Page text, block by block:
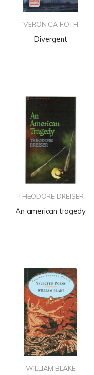
VERONICA ROTH
Divergent
THEODORE DREISER
An american tragedy
WILLIAM BLAKE